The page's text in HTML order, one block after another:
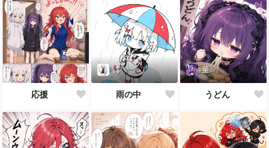
応援
澪
雨の中
菫
うどん